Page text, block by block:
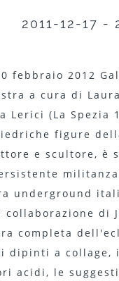
2011-12-17 -
febbraio 2012
a cura di
Lerici (La Spezia
figure
e scultore, è
underground
collaborazione di
completa
dipinti a collage,
acidi, le